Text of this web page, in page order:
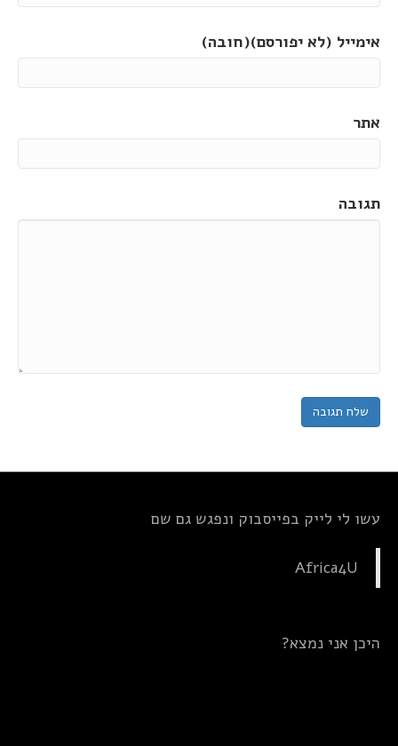
אימייל (לא יפורסם)(חובה)
אתר
תגובה
עשו לי לייק בפייסבוק ונפגש גם שם
Africa4U
היכן אני נמצא?